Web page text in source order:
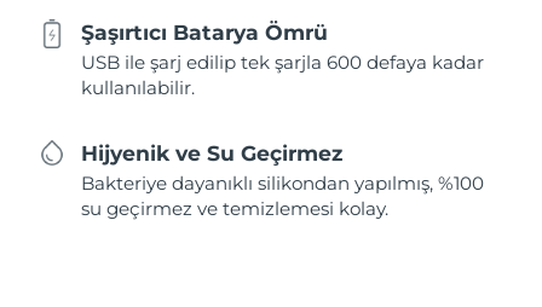
Şaşırtıcı Batarya Ömrü
USB ile şarj edilip tek şarjla 600 defaya kadar
kullanılabilir.
Hijyenik ve Su Geçirmez
Bakteriye dayanıklı silikondan yapılmış, %100
su geçirmez ve temizlemesi kolay.